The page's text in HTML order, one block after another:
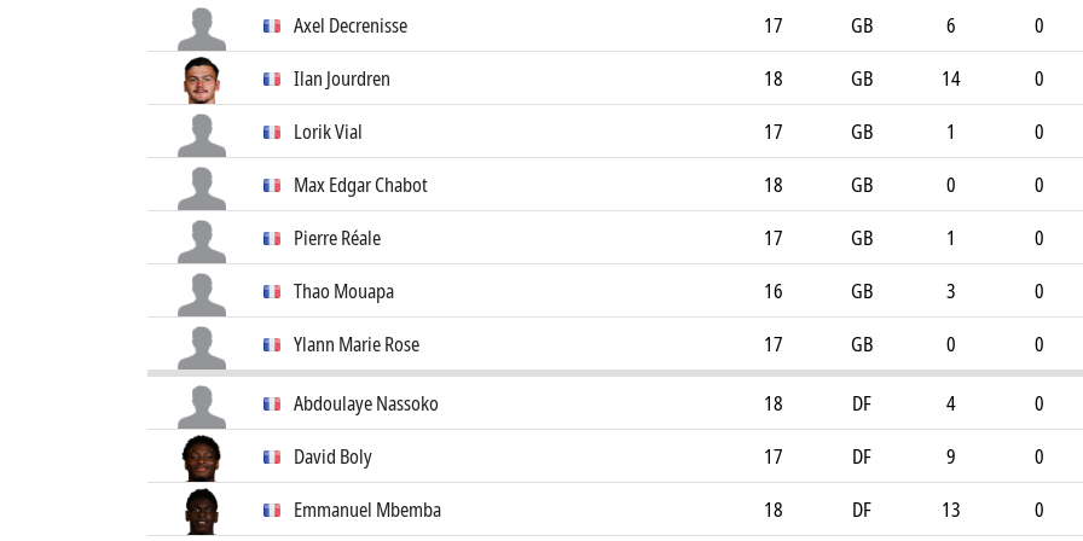
Axel Decrenisse 17 GB 6
0
Ilan Jourdren
18 GB 14
0
Lorik Vial
17 GB 1
0
Max Edgar Chabot
18 GB 0
0
Pierre Réale
17 GB 1
0
Thao Mouapa
16 GB 3
0
Ylann Marie Rose
17 GB 0 0
Abdoulaye Nassoko 18 DF 4
0
David Boly
17 DF 9
0
Emmanuel Mbemba
18 DF 13 0